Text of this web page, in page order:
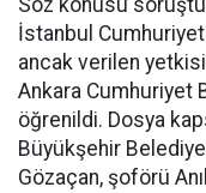
Söz konusu
İstanbul Cumhuriyet
ancak verilen
Ankara Cumhuriyet
öğrenildi. Dosya
Büyükşehir
Gözaçan, şoförü